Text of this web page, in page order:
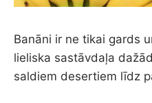
Banāni ir ne tikai gards
lieliska sastāvdaļa
saldiem desertiem līdz